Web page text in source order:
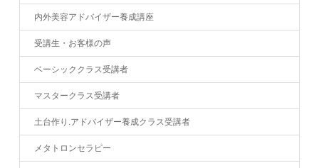
内外美容アドバイザー養成講座
受講生・お客様の声
ベーシッククラス受講者
マスタークラス受講者
土台作り.アドバイザー養成クラス受講者
メタトロンセラピー